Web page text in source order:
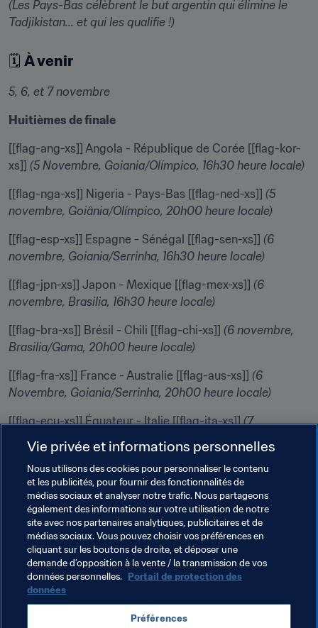
(Les Pays-Bas célèbrent le but argentin qui élimine le
Tadjikistan... et qui les qualifie !)
🗓 À venir
5, 6, et 7 novembre
Huitièmes de finale
[[flag-ang-xs]] Angola - République de Corée [[flag-kor-
xs]] (5 Novembre, Goiania/Olímpico, 16h30 heure locale)
[[flag-nga-xs]] Nigeria - Pays-Bas [[flag-ned-xs]] (5
novembre, Goiânia/Olímpico, 20h00 heure locale)
[[flag-esp-xs]] Espagne - Sénégal [[flag-sen-xs]] (6
novembre, Goiania/Serrinha, 16h30 heure locale)
[[flag-jpn-xs]] Japon - Mexique [[flag-mex-xs]] (6
novembre, Brasilia, 16h30 heure locale)
[[flag-bra-xs]] Brésil - Chili [[flag-chi-xs]] (6 novembre,
Brasilia/Gama, 20h00 heure locale)
[[flag-fra-xs]] France - Australie [[flag-aus-xs]] (6
Novembre, Goiania/Serrinha, 20h00 heure locale)
[[flag-ecu-xs]] Équateur - Italie [[flag-ita-xs]] (7
novembre, Vitoria/Cariacica, 16h30 heure locale)
[[flag-par-xs]] Paraguay - Argentine [[flag-arg-xs]]
novembre, Vitoria/Cariacica, 20h00 heure locale)
Suivre Brésil 2019
Twitter | Facebook | Instagram
Thèmes en lien
Vie privée et informations personnelles
Nous utilisons des cookies pour personnaliser le contenu
et les publicités, pour fournir des fonctionnalités de
médias sociaux et analyser notre trafic. Nous partageons
également des informations sur votre utilisation de notre
site avec nos partenaires analytiques, publicitaires et de
médias sociaux. Vous pouvez choisir vos préférences en
cliquant sur les boutons de droite, et déposer une
demande d’opposition à la vente / la transmission de vos
données personnelles. Portail de protection des
données
Préférences